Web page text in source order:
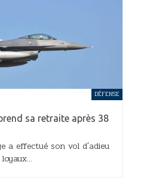
sa retraite après 38
a effectué son vol d'adieu
DÉFENSE